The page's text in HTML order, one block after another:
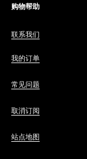
购物帮助
联系我们
我的订单
常见问题
取消订阅
站点地图